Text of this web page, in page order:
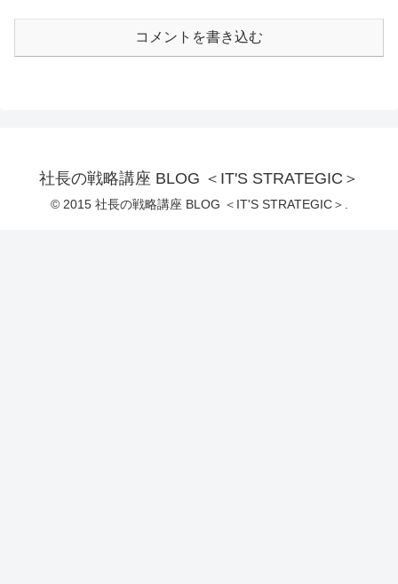
コメントを書き込む
社長の戦略講座 BLOG ＜IT'S STRATEGIC＞
© 2015 社長の戦略講座 BLOG ＜IT'S STRATEGIC＞.